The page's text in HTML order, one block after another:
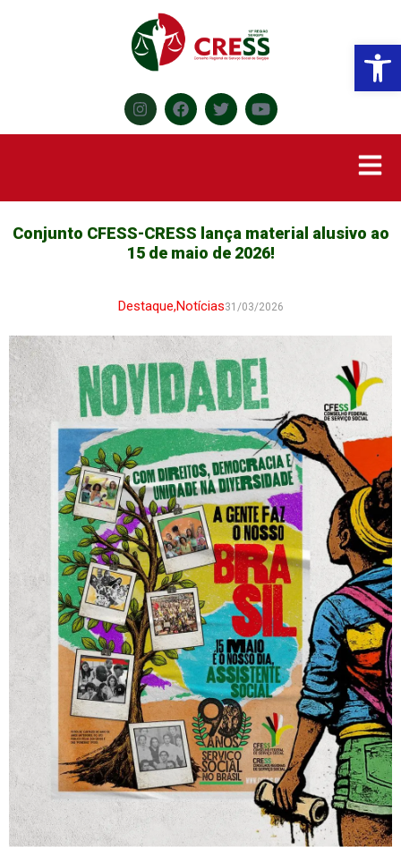
Conjunto CFESS-CRESS lança material alusivo ao
15 de maio de 2026!
Destaque,Notícias31/03/2026